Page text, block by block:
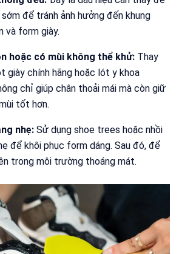
để tránh ảnh hưởng đến khung
và form giày.
hoặc có mùi không thể khử: Thay
giày chính hãng hoặc lót y khoa
chỉ giúp chân thoải mái mà còn giữ
tốt hơn.
nhẹ: Sử dụng shoe trees hoặc nhồi
để khôi phục form dáng. Sau đó, để
trong môi trường thoáng mát.